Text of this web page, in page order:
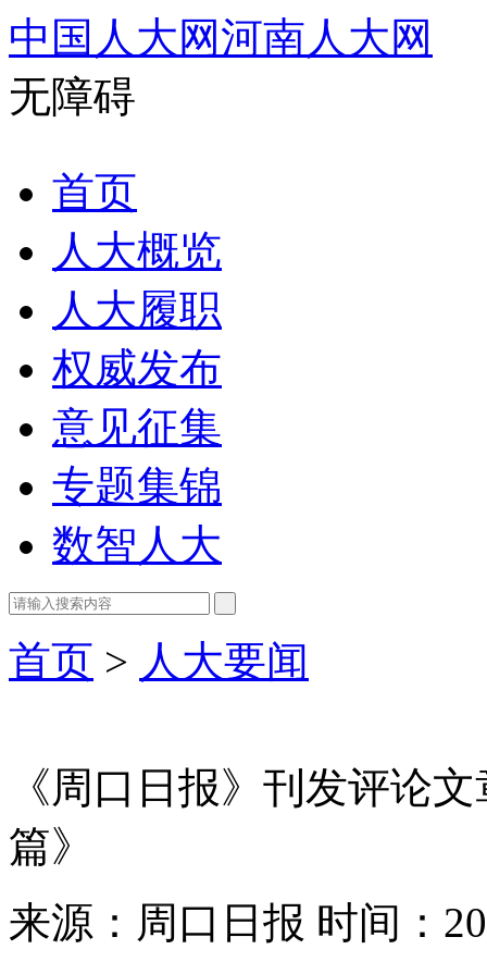
中国人大网河南人大网
无障碍
首页
人大概览
人大履职
权威发布
意见征集
专题集锦
数智人大
首页 > 人大要闻
《周口日报》刊发评论
篇》
来源：周口日报 时间：